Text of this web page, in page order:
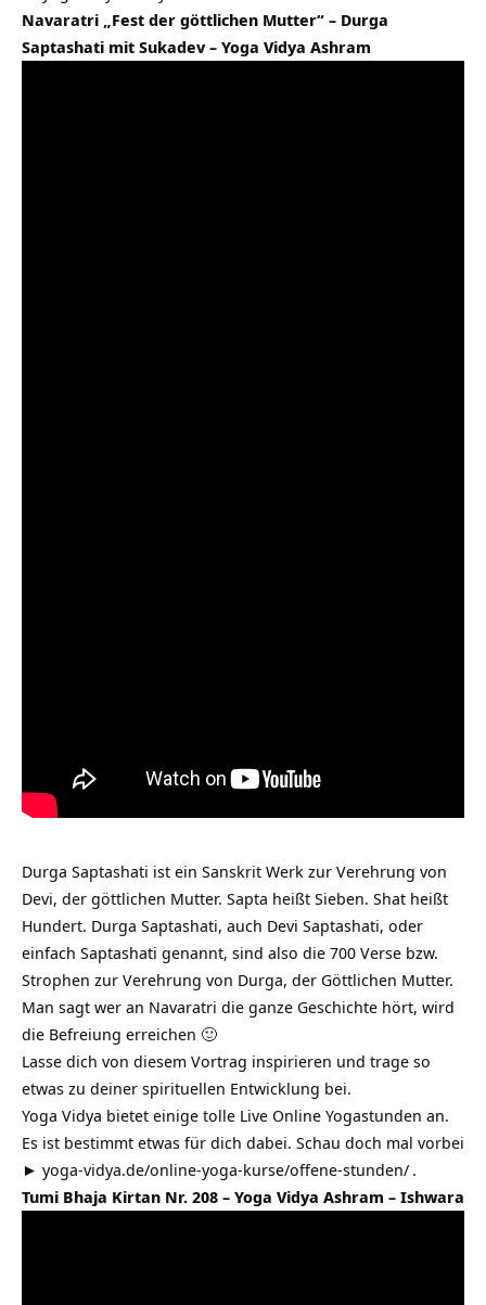
Navaratri „Fest der göttlichen Mutter“ – Durga
Saptashati mit Sukadev – Yoga Vidya Ashram
Durga Saptashati ist ein Sanskrit Werk zur Verehrung von
Devi, der göttlichen Mutter. Sapta heißt Sieben. Shat heißt
Hundert. Durga Saptashati, auch Devi Saptashati, oder
einfach Saptashati genannt, sind also die 700 Verse bzw.
Strophen zur Verehrung von Durga, der Göttlichen Mutter.
Man sagt wer an Navaratri die ganze Geschichte hört, wird
die Befreiung erreichen 🙂
Lasse dich von diesem Vortrag inspirieren und trage so
etwas zu deiner spirituellen Entwicklung bei.
Yoga Vidya bietet einige tolle Live Online Yogastunden an.
Es ist bestimmt etwas für dich dabei. Schau doch mal vorbei
► yoga-vidya.de/online-yoga-kurse/offene-stunden/ .
Tumi Bhaja Kirtan Nr. 208 – Yoga Vidya Ashram – Ishwara